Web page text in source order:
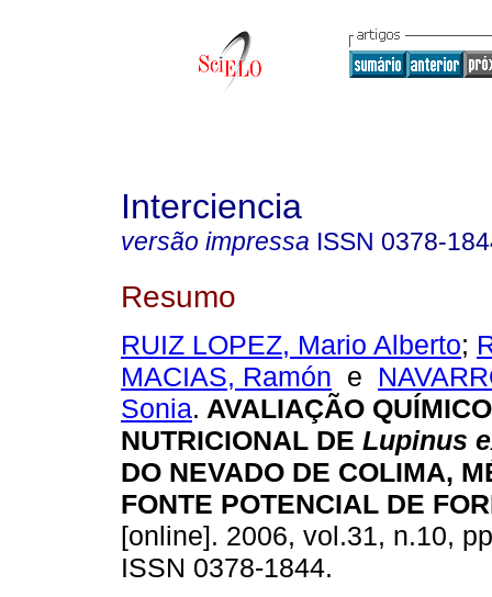
Interciencia
versão impressa ISSN 0378-
Resumo
RUIZ LOPEZ, Mario Alberto;
MACIAS, Ramón e
Sonia. AVALIAÇÃO
NUTRICIONAL DE Lupinus
DO NEVADO DE COLIMA,
FONTE POTENCIAL DE
[online]. 2006, vol.31, n.10,
ISSN 0378-1844.